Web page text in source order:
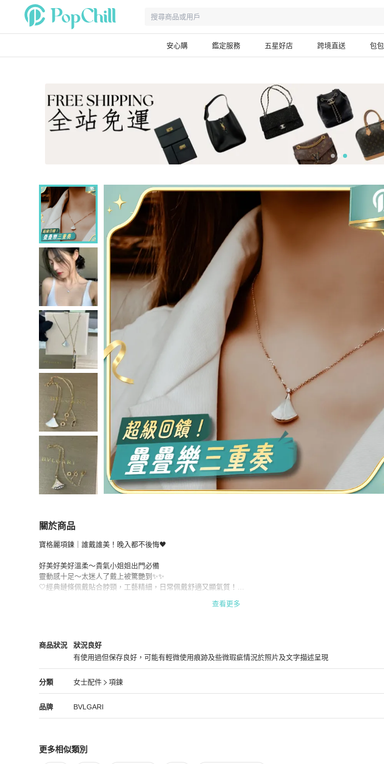
安心購 鑑定服務 五星好店 跨境直送 包包
關於商品
關於【全網稀有大號💖經典保值✨狀況完美‼️】Bvlgari 寶格麗 Divas Dream 白貝母扇子大號項鍊
寶格麗項鍊｜誰戴誰美！晚入都不後悔🖤
好美好美好溫柔～貴氣小姐姐出門必備
靈動感十足～太迷人了戴上被驚艷到✨✨
🤍經典鏈條佩戴貼合脖頸，工藝精細，日常佩戴舒適又顯氣質！
✨請私聊確定有貨才下單，有機會在店舖售出了❗️
🌇香港實體註冊公司，擁有完整日本中古回收供應鏈，專注二手精品同行批發生意，開放B端批發價給C端客人❗️
⚠️全網最低價❗️我們客單利潤只有5%，只賺物流服務費❗️絕對全網最低💰
本店每單貨品要被平台扣除手續費。走平台本就是花錢買信任保障，謝絕大幅砍價。以免浪費雙方時間❤️
查看更多
商品狀況
BVLGARI 女士配件商品狀態與細節
狀況良好
有使用過但保存良好，可能有輕微使用痕跡及些微瑕疵情況於照片及文字描述呈現
狀況良好
分類
BVLGARI 女士配件分類資訊
女士配件
項鍊
女士配件/項鍊推薦
品牌
BVLGARI 精品女士配件
BVLGARI
BVLGARI 推薦清單
更多相似類別